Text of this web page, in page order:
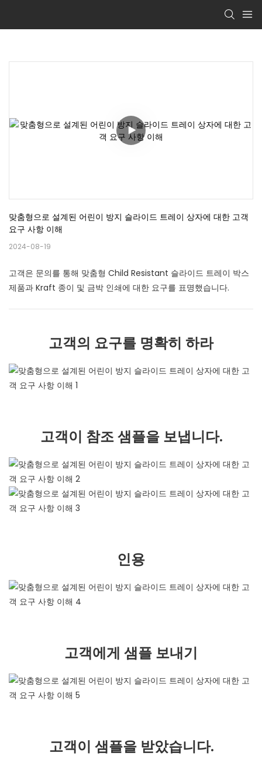
맞춤형으로 설계된 어린이 방지 슬라이드 트레이 상자에 대한 고객
요구 사항 이해
2024-08-19
고객은 문의를 통해 맞춤형 Child Resistant 슬라이드 트레이 박스
제품과 Kraft 종이 및 금박 인쇄에 대한 요구를 표명했습니다.
고객의 요구를 명확히 하라
고객이 참조 샘플을 보냅니다.
인용
고객에게 샘플 보내기
고객이 샘플을 받았습니다.